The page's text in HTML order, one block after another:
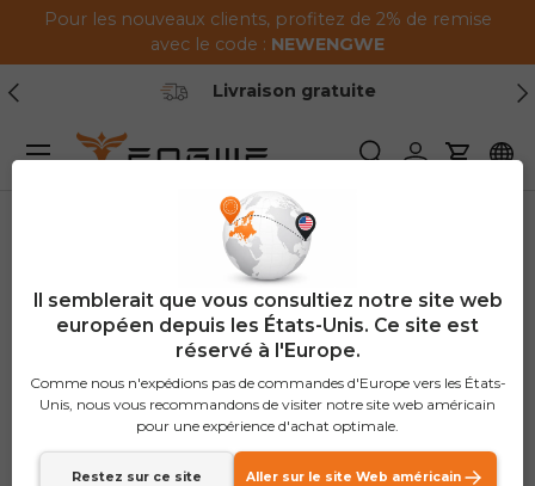
Passer au contenu
Pour les nouveaux clients, profitez de 2% de remise
avec le code : NEWENGWE
Précédent
Livraison gratuite
Recherche
Se Panier
Menu
Vélos électriques ENGWE
Vélos électriques
ENGWE
(43 produits)
Il semblerait que vous consultiez notre site web
européen depuis les États-Unis. Ce site est
réservé à l'Europe.
Comme nous n'expédions pas de commandes d'Europe vers les États-
Unis, nous vous recommandons de visiter notre site web américain
pour une expérience d'achat optimale.
Restez sur ce site Aller sur le site Web américain